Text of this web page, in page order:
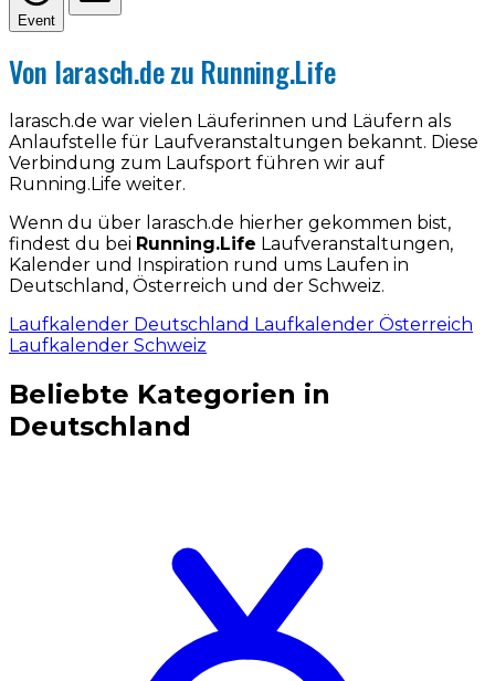
Event
Von larasch.de zu Running.Life
larasch.de war vielen Läuferinnen und Läufern als
Anlaufstelle für Laufveranstaltungen bekannt. Diese
Verbindung zum Laufsport führen wir auf
Running.Life weiter.
Wenn du über larasch.de hierher gekommen bist,
findest du bei Running.Life Laufveranstaltungen,
Kalender und Inspiration rund ums Laufen in
Deutschland, Österreich und der Schweiz.
Laufkalender Deutschland Laufkalender Österreich
Laufkalender Schweiz
Beliebte Kategorien in
Deutschland